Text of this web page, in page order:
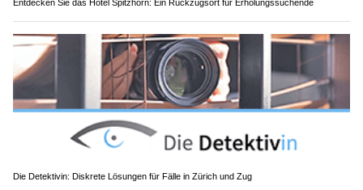
Entdecken Sie das Hotel Spitzhorn: Ein Rückzugsort für Erholungssuchende
Die Detektivin: Diskrete Lösungen für Fälle in Zürich und Zug